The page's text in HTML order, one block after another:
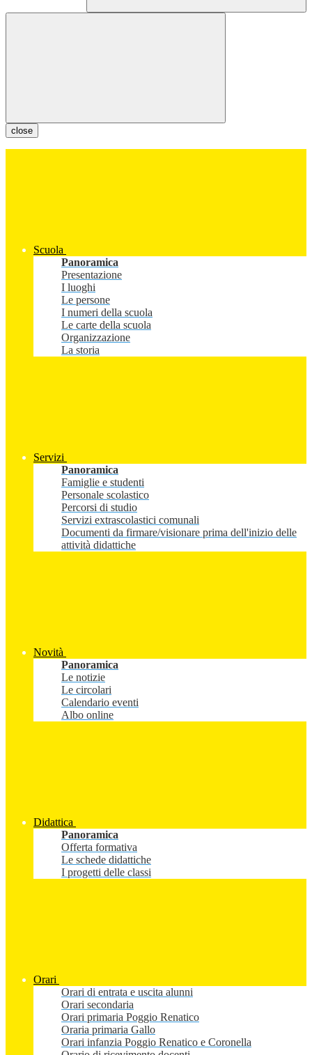
close
Scuola
Panoramica
Presentazione
I luoghi
Le persone
I numeri della scuola
Le carte della scuola
Organizzazione
La storia
Servizi
Panoramica
Famiglie e studenti
Personale scolastico
Percorsi di studio
Servizi extrascolastici comunali
Documenti da firmare/visionare prima dell'inizio delle
attività didattiche
Novità
Panoramica
Le notizie
Le circolari
Calendario eventi
Albo online
Didattica
Panoramica
Offerta formativa
Le schede didattiche
I progetti delle classi
Orari
Orari di entrata e uscita alunni
Orari secondaria
Orari primaria Poggio Renatico
Oraria primaria Gallo
Orari infanzia Poggio Renatico e Coronella